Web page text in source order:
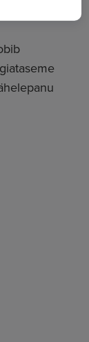
kuhu